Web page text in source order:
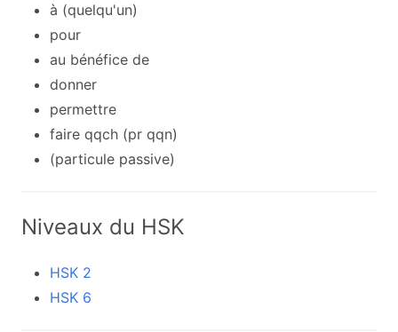
à (quelqu'un)
pour
au bénéfice de
donner
permettre
faire qqch (pr qqn)
(particule passive)
Niveaux du HSK
HSK 2
HSK 6